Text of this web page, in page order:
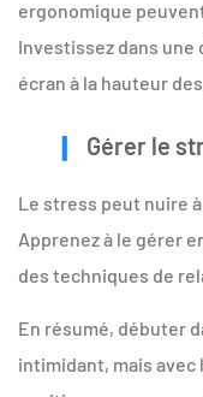
ergonomique
Investissez dans
écran à la hauteur
Gérer le
Le stress peut nuire
Apprenez à le gérer
des techniques de
En résumé, débuter
intimidant, mais